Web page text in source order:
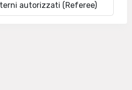
autorizzati (Referee)